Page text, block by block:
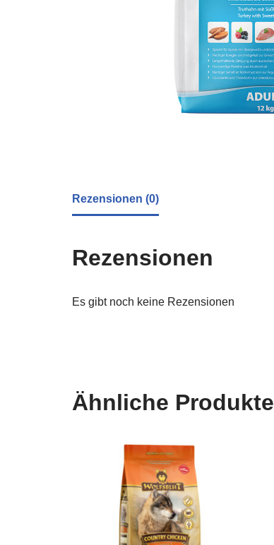
Rezensionen (0)
Rezensionen
Es gibt noch keine Rezensionen
Ähnliche Produkte